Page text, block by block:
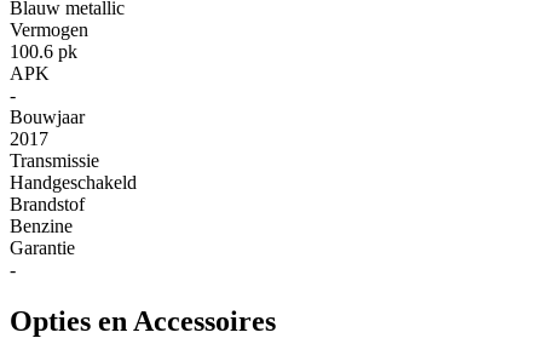
Blauw metallic
Vermogen
100.6 pk
APK
-
Bouwjaar
2017
Transmissie
Handgeschakeld
Brandstof
Benzine
Garantie
-
Opties en Accessoires